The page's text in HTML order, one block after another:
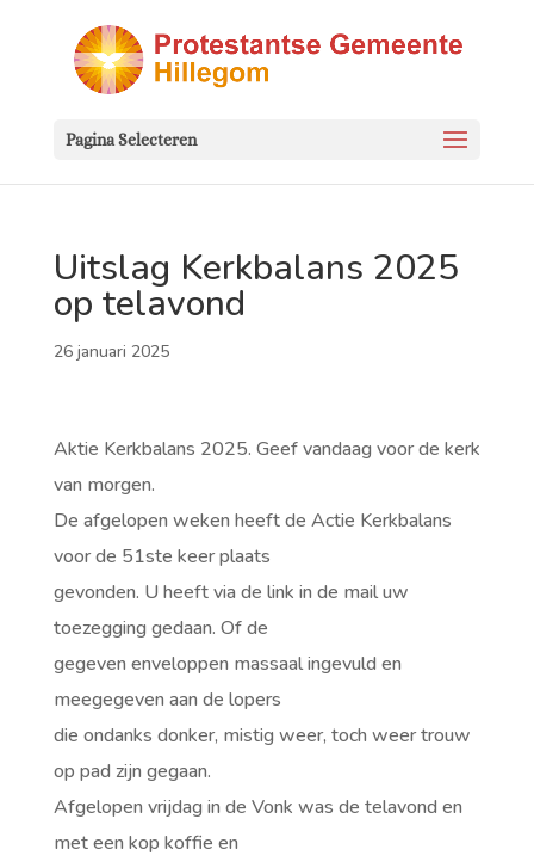
Pagina Selecteren
Uitslag Kerkbalans 2025
op telavond
26 januari 2025
Aktie Kerkbalans 2025. Geef vandaag voor de kerk
van morgen.
De afgelopen weken heeft de Actie Kerkbalans
voor de 51ste keer plaats
gevonden. U heeft via de link in de mail uw
toezegging gedaan. Of de
gegeven enveloppen massaal ingevuld en
meegegeven aan de lopers
die ondanks donker, mistig weer, toch weer trouw
op pad zijn gegaan.
Afgelopen vrijdag in de Vonk was de telavond en
met een kop koffie en